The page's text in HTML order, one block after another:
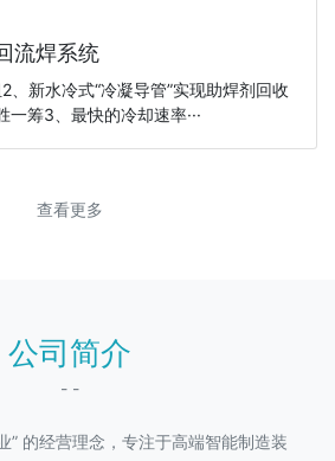
流焊系统
、新水冷式“冷凝导管”实现助焊剂回收
筹3、最快的冷却速率···
查看更多
公司简介
- -
” 的经营理念，专注于高端智能制造装